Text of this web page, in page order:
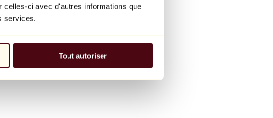
celles-ci avec d'autres informations que
services.
Tout autoriser